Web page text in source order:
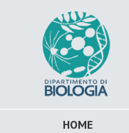
HOME